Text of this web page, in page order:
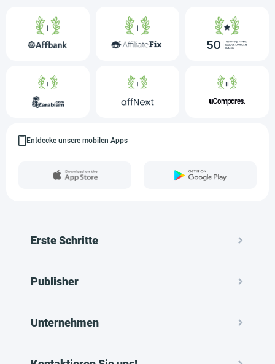
Entdecke unsere mobilen Apps
Erste Schritte
Publisher
Unternehmen